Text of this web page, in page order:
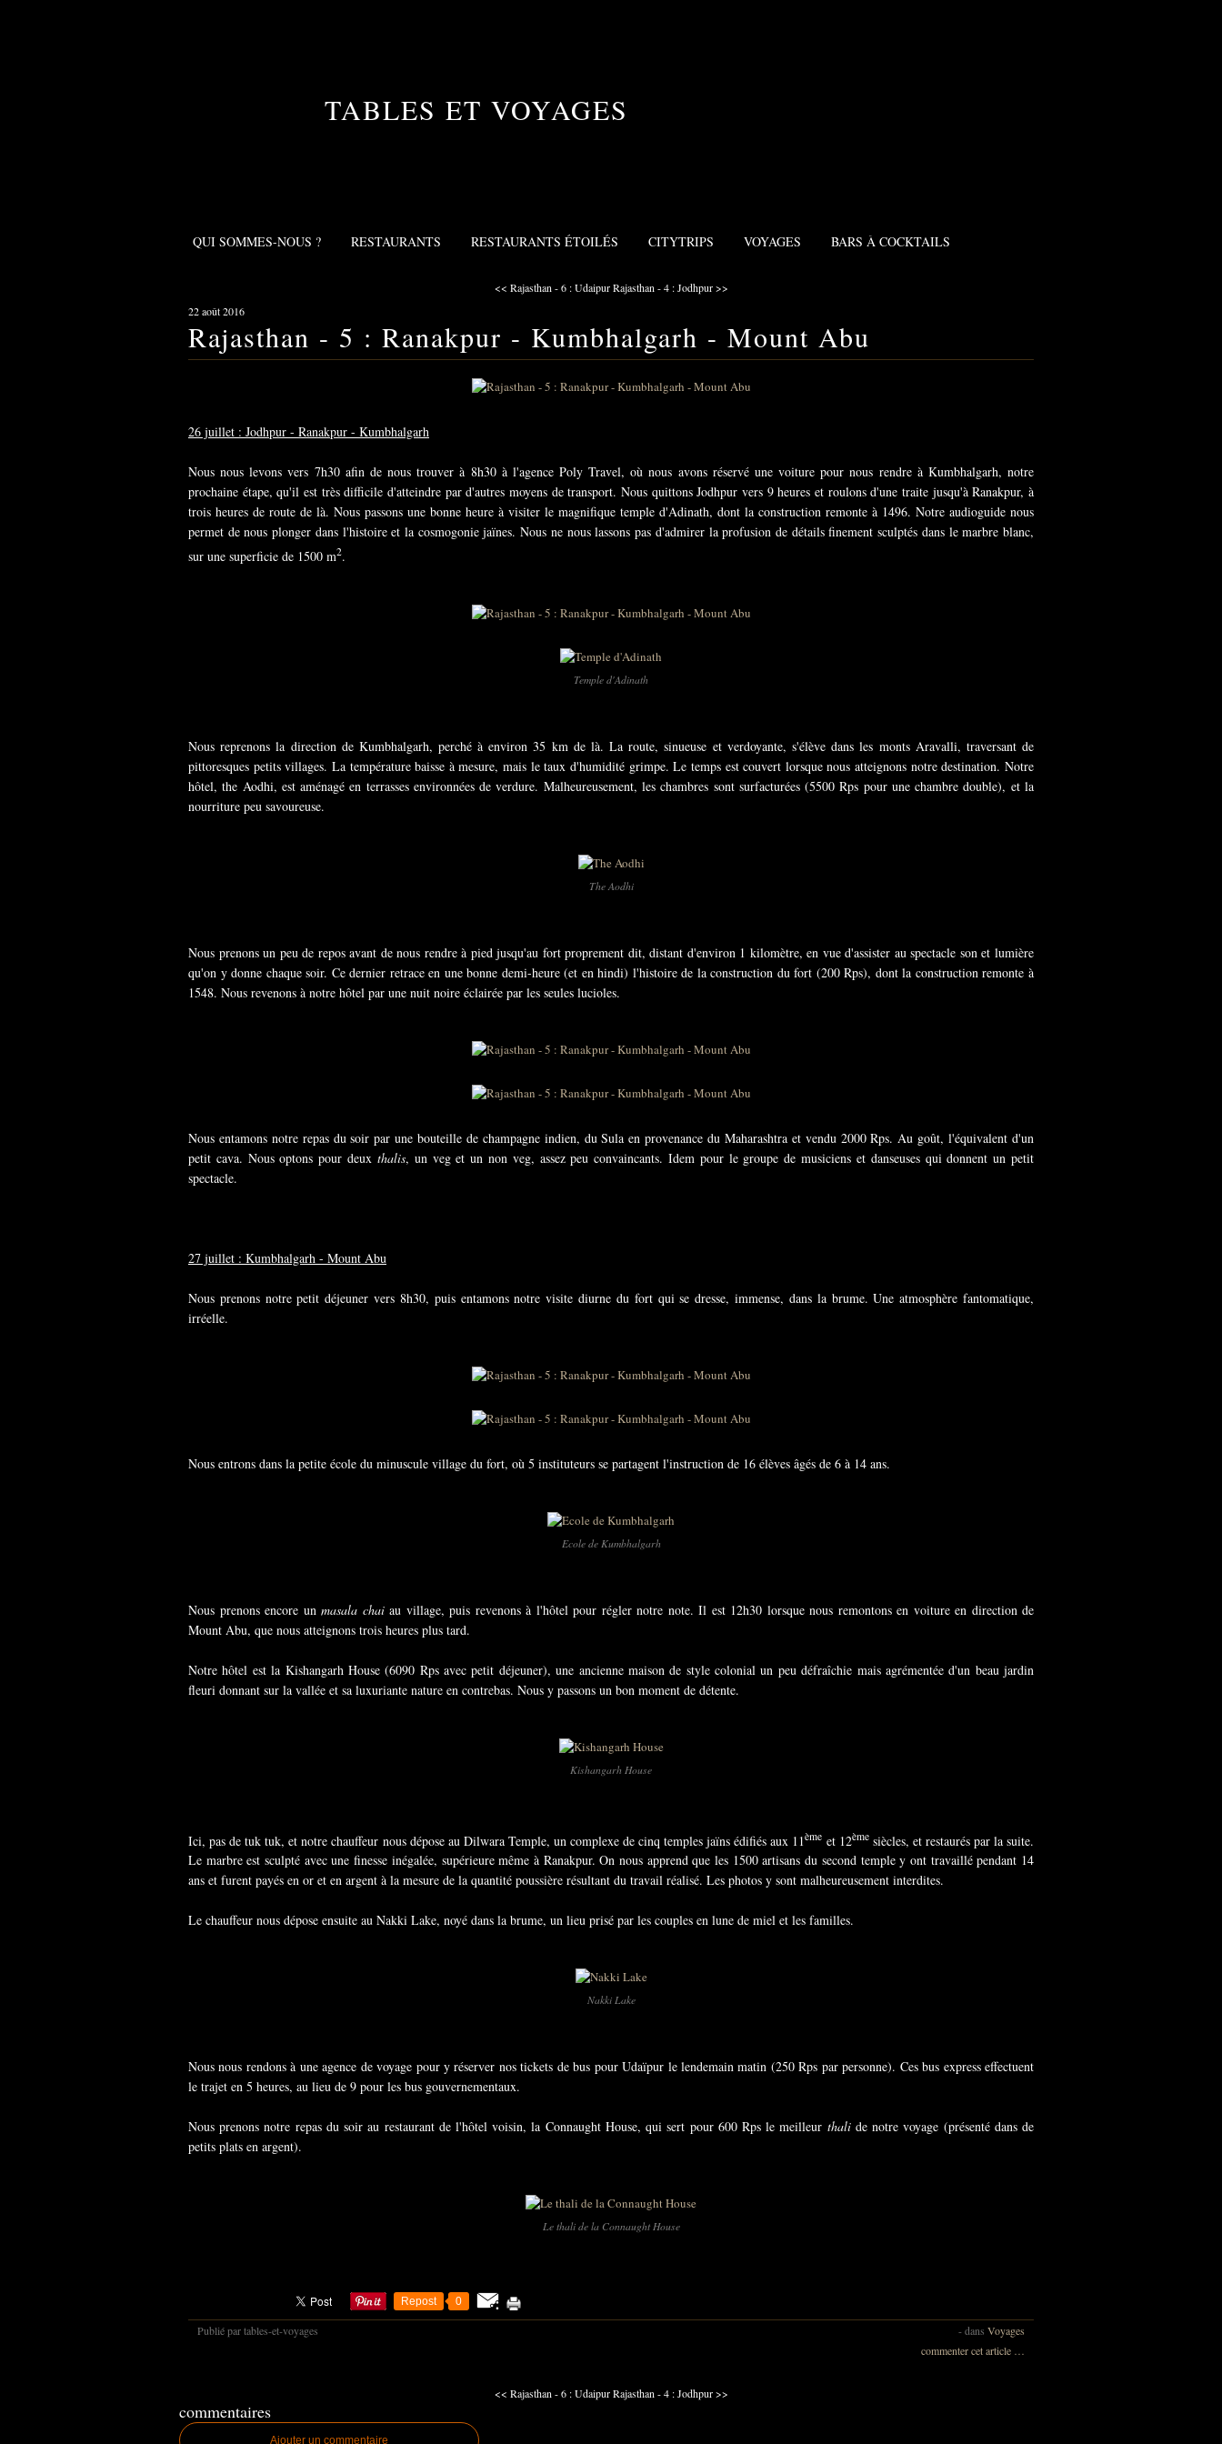
TABLES ET VOYAGES
QUI SOMMES-NOUS ? RESTAURANTS RESTAURANTS ÉTOILÉS CITYTRIPS VOYAGES BARS À COCKTAILS
<< Rajasthan - 6 : Udaipur Rajasthan - 4 : Jodhpur >>
22 août 2016
Rajasthan - 5 : Ranakpur - Kumbhalgarh - Mount Abu
26 juillet : Jodhpur - Ranakpur - Kumbhalgarh
Nous nous levons vers 7h30 afin de nous trouver à 8h30 à l'agence Poly Travel, où nous avons réservé une voiture pour nous rendre à Kumbhalgarh, notre
prochaine étape, qu'il est très difficile d'atteindre par d'autres moyens de transport. Nous quittons Jodhpur vers 9 heures et roulons d'une traite jusqu'à Ranakpur, à
trois heures de route de là. Nous passons une bonne heure à visiter le magnifique temple d'Adinath, dont la construction remonte à 1496. Notre audioguide nous
permet de nous plonger dans l'histoire et la cosmogonie jaïnes. Nous ne nous lassons pas d'admirer la profusion de détails finement sculptés dans le marbre blanc,
sur une superficie de 1500 m2.
Temple d'Adinath
Nous reprenons la direction de Kumbhalgarh, perché à environ 35 km de là. La route, sinueuse et verdoyante, s'élève dans les monts Aravalli, traversant de
pittoresques petits villages. La température baisse à mesure, mais le taux d'humidité grimpe. Le temps est couvert lorsque nous atteignons notre destination. Notre
hôtel, the Aodhi, est aménagé en terrasses environnées de verdure. Malheureusement, les chambres sont surfacturées (5500 Rps pour une chambre double), et la
nourriture peu savoureuse.
The Aodhi
Nous prenons un peu de repos avant de nous rendre à pied jusqu'au fort proprement dit, distant d'environ 1 kilomètre, en vue d'assister au spectacle son et lumière
qu'on y donne chaque soir. Ce dernier retrace en une bonne demi-heure (et en hindi) l'histoire de la construction du fort (200 Rps), dont la construction remonte à
1548. Nous revenons à notre hôtel par une nuit noire éclairée par les seules lucioles.
Nous entamons notre repas du soir par une bouteille de champagne indien, du Sula en provenance du Maharashtra et vendu 2000 Rps. Au goût, l'équivalent d'un
petit cava. Nous optons pour deux thalis, un veg et un non veg, assez peu convaincants. Idem pour le groupe de musiciens et danseuses qui donnent un petit
spectacle.
27 juillet : Kumbhalgarh - Mount Abu
Nous prenons notre petit déjeuner vers 8h30, puis entamons notre visite diurne du fort qui se dresse, immense, dans la brume. Une atmosphère fantomatique,
irréelle.
Nous entrons dans la petite école du minuscule village du fort, où 5 instituteurs se partagent l'instruction de 16 élèves âgés de 6 à 14 ans.
Ecole de Kumbhalgarh
Nous prenons encore un masala chaiau village, puis revenons à l'hôtel pour régler notre note. Il est 12h30 lorsque nous remontons en voiture en direction de
Mount Abu, que nous atteignons trois heures plus tard.
Notre hôtel est la Kishangarh House (6090 Rps avec petit déjeuner), une ancienne maison de style colonial un peu défraîchie mais agrémentée d'un beau jardin
fleuri donnant sur la vallée et sa luxuriante nature en contrebas. Nous y passons un bon moment de détente.
Kishangarh House
Ici, pas de tuk tuk, et notre chauffeur nous dépose au Dilwara Temple, un complexe de cinq temples jaïns édifiés aux 11ème et 12èmesiècles, et restaurés par la suite.
Le marbre est sculpté avec une finesse inégalée, supérieure même à Ranakpur. On nous apprend que les 1500 artisans du second temple y ont travaillé pendant 14
ans et furent payés en or et en argent à la mesure de la quantité poussière résultant du travail réalisé. Les photos y sont malheureusement interdites.
Le chauffeur nous dépose ensuite au Nakki Lake, noyé dans la brume, un lieu prisé par les couples en lune de miel et les familles.
Nakki Lake
Nous nous rendons à une agence de voyage pour y réserver nos tickets de bus pour Udaïpur le lendemain matin (250 Rps par personne). Ces bus express effectuent
le trajet en 5 heures, au lieu de 9 pour les bus gouvernementaux.
Nous prenons notre repas du soir au restaurant de l'hôtel voisin, la Connaught House, qui sert pour 600 Rps le meilleur thalide notre voyage (présenté dans de
petits plats en argent).
Le thali de la Connaught House
Repost 0
Publié par tables-et-voyages -dans Voyages
commenter cet article …
<< Rajasthan - 6 : Udaipur Rajasthan - 4 : Jodhpur >>
commentaires
Ajouter un commentaire